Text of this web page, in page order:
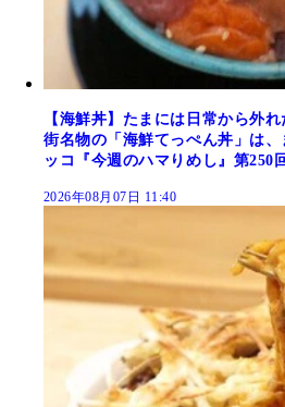
【海鮮丼】たまには日常から外
街名物の「海鮮てっぺん丼」は
ッコ『今週のハマりめし』第250回
2026年08月07日 11:40